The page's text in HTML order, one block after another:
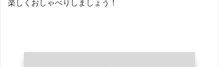
楽しくおしゃべりしましょう！